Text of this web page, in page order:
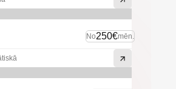
No250€mēn.